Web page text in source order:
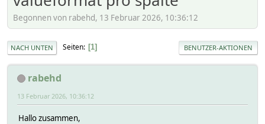
Begonnen von rabehd, 13 Februar 2026, 10:36:12
NACH UNTEN Seiten 1 BENUTZER-AKTIONEN
rabehd
13 Februar 2026, 10:36:12
Hallo zusammen,